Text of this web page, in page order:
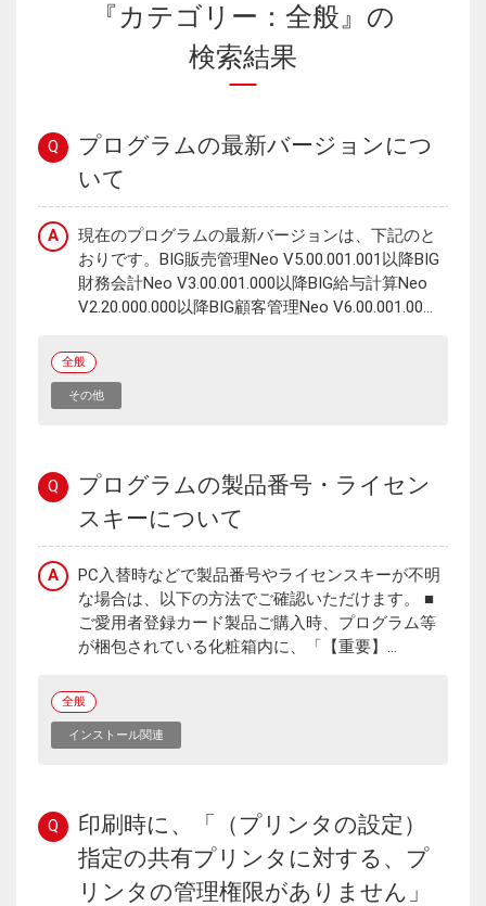
『カテゴリー：全般』の
検索結果
Q
プログラムの最新バージョンにつ
いて
A
現在のプログラムの最新バージョンは、下記のと
おりです。BIG販売管理Neo V5.00.001.001以降BIG
財務会計Neo V3.00.001.000以降BIG給与計算Neo
V2.20.000.000以降BIG顧客管理Neo V6.00.001.00...
全般
その他
Q
プログラムの製品番号・ライセン
スキーについて
A
PC入替時などで製品番号やライセンスキーが不明
な場合は、以下の方法でご確認いただけます。 ■
ご愛用者登録カード製品ご購入時、プログラム等
が梱包されている化粧箱内に、「【重要】...
全般
インストール関連
Q
印刷時に、「（プリンタの設定）
指定の共有プリンタに対する、プ
リンタの管理権限がありません」